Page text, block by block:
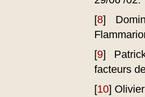
[8]
[9]
facteurs
[10]